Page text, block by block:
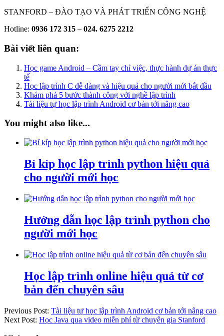
STANFORD – ĐÀO TẠO VÀ PHÁT TRIỂN CÔNG NGHỆ
Hotline: 0936 172 315 – 024. 6275 2212
Bài viết liên quan:
Học game Android – Cầm tay chỉ việc, thực hành dự án thực
tế
Học lập trình C dễ dàng và hiệu quả cho người mới bắt đầu
Khám phá 5 bước thành công với nghề lập trình
Tài liệu tự học lập trình Android cơ bản tới nâng cao
You might also like...
Bí kíp học lập trình python hiệu quả
cho người mới học
Hướng dẫn học lập trình python cho
người mới học
Học lập trình online hiệu quả từ cơ
bản đến chuyên sâu
Previous Post: Tài liệu tự học lập trình Android cơ bản tới nâng cao
Next Post: Học Java qua video miễn phí từ chuyên gia Stanford